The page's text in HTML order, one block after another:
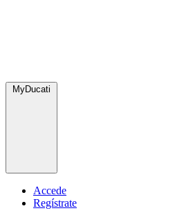
MyDucati
Accede
Regístrate